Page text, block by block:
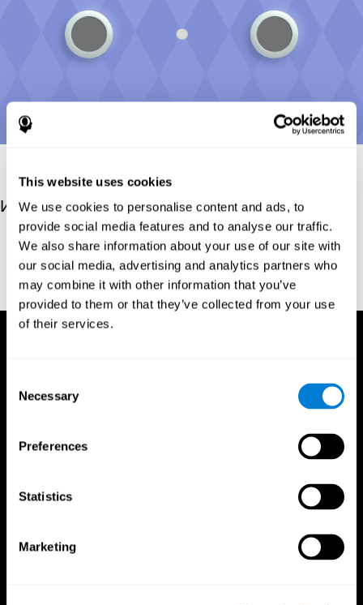
This website uses cookies
We use cookies to personalise content and ads, to
provide social media features and to analyse our traffic.
We also share information about your use of our site with
our social media, advertising and analytics partners who
may combine it with other information that you’ve
provided to them or that they’ve collected from your use
of their services.
Selection
Necessary
Preferences
Statistics
Marketing
Источники
Posner, M.I.; Cohen, Y. (1984). "Components of visual
orienting". In Bouma, H.; Bouwhuis, D. (eds.). Attention and
performance X: Control of language processes. Hillsdale, NJ:
Erlbaum. pp. 531–56.